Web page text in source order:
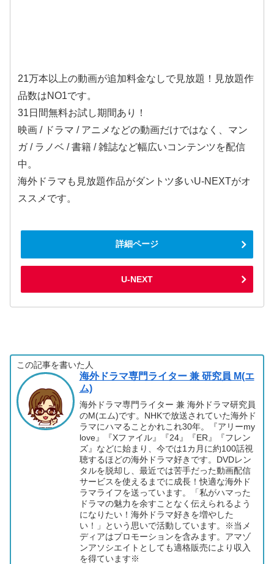
21万本以上の動画が追加料金なしで見放題！見放題作
品数はNO1です。
31日間無料お試し期間あり！
映画 / ドラマ / アニメなどの動画だけではなく、マン
ガ / ラノベ / 書籍 / 雑誌など幅広いコンテンツを配信
中。
海外ドラマも見放題作品がダントツ多いU-NEXTがオ
ススメです。
詳細ページ
U-NEXT
この記事を書いた人
海外ドラマ専門ライター 兼 研究員 M(エ
ム)
海外ドラマ専門ライター 兼 海外ドラマ研究員
のM(エム)です。NHKで放送されていた海外ド
ラマにハマることかれこれ30年。『アリーmy
love』『Xファイル』『24』『ER』『フレン
ズ』などに始まり、今では1カ月に約100話視
聴するほどの海外ドラマ好きです。DVDレン
タルを脱却し、最近では苦手だった動画配信
サービスを使えるまでに成長！快適な海外ド
ラマライフを送っています。「私がハマった
ドラマの魅力を余すことなく伝えられるよう
になりたい！海外ドラマ好きを増やした
い！」という思いで活動しています。※当メ
ディアはプロモーションを含みます。アマゾ
ンアソシエイトとしても適格販売により収入
を得ています※